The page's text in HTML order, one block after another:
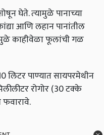
घेते. त्‍यामुळे पानाच्‍या
आणि लहान पानांतील
काहीवेळा फूलांची गळ
लिटर पाण्‍यात सायपरमेथीन
रोगोर (30 टक्‍के
फवारावे.